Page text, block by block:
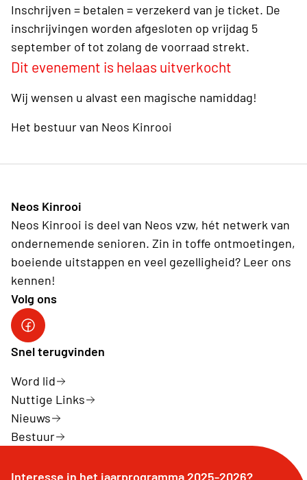
Inschrijven = betalen = verzekerd van je ticket. De
inschrijvingen worden afgesloten op vrijdag 5
september of tot zolang de voorraad strekt.
Dit evenement is helaas uitverkocht
Wij wensen u alvast een magische namiddag!
Het bestuur van Neos Kinrooi
Neos Kinrooi
Neos Kinrooi is deel van Neos vzw, hét netwerk van
ondernemende senioren. Zin in toffe ontmoetingen,
boeiende uitstappen en veel gezelligheid? Leer ons
kennen!
Volg ons
Neos Kinrooi
Snel terugvinden
Word lid
Nuttige Links
Nieuws
Bestuur
Interesse in het jaarprogramma 2025-2026?